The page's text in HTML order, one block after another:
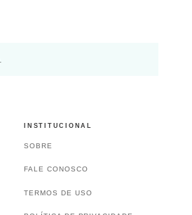
INSTITUCIONAL
SOBRE
FALE CONOSCO
TERMOS DE USO